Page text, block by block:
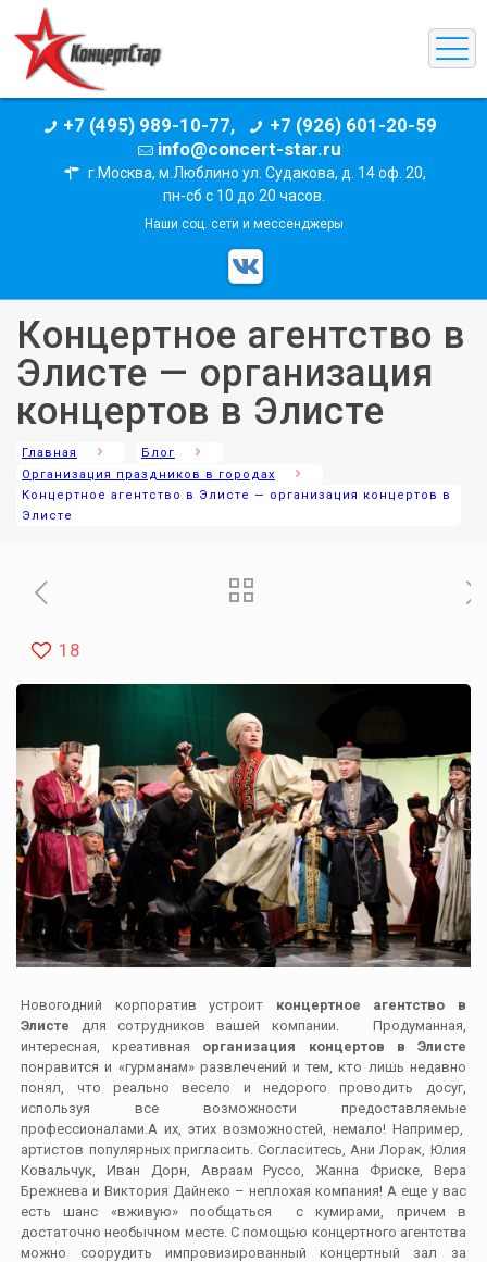
+7 (495) 989-10-77,
+7 (926) 601-20-59
info@concert-star.ru
г.Москва, м.Люблино ул. Судакова, д. 14 оф. 20,
пн-сб с 10 до 20 часов.
Наши соц. сети и мессенджеры
Концертное агентство в
Элисте — организация
концертов в Элисте
Главная
Блог
Организация праздников в городах
Концертное агентство в Элисте — организация концертов в
Элисте
18
Новогодний корпоратив устроит концертное агентство в
Элисте для сотрудников вашей компании. Продуманная,
интересная, креативная организация концертов в Элисте
понравится и «гурманам» развлечений и тем, кто лишь недавно
понял, что реально весело и недорого проводить досуг,
используя все возможности предоставляемые
профессионалами.А их, этих возможностей, немало! Например,
артистов популярных пригласить. Согласитесь, Ани Лорак, Юлия
Ковальчук, Иван Дорн, Авраам Руссо, Жанна Фриске, Вера
Брежнева и Виктория Дайнеко – неплохая компания! А еще у вас
есть шанс «вживую» пообщаться с кумирами, причем в
достаточно необычном месте. С помощью концертного агентства
можно соорудить импровизированный концертный зал за